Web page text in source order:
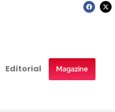
Editorial Magazine